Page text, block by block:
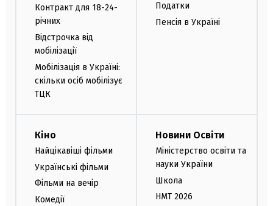
Контракт для 18-24-
річних
Відстрочка від
мобілізації
Мобілізація в Україні:
скільки осіб мобілізує
ТЦК
Податки
Пенсія в Україні
Кіно
Найцікавіші фільми
Українські фільми
Фільми на вечір
Комедії
Новини Освіти
Міністерство освіти та
науки України
Школа
НМТ 2026